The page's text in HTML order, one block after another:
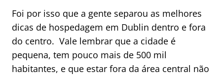
Foi por isso que a gente separou as melhores
dicas de hospedagem em Dublin dentro e fora
do centro. Vale lembrar que a cidade é
pequena, tem pouco mais de 500 mil
habitantes, e que estar fora da área central não